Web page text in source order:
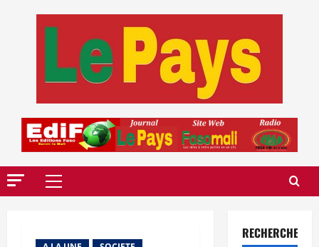
Menu
RECHERCHER